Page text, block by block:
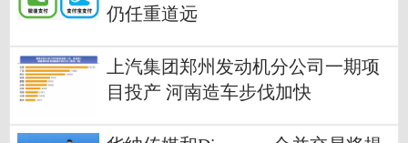
仍任重道远
上汽集团郑州发动机分公司一期项
目投产 河南造车步伐加快